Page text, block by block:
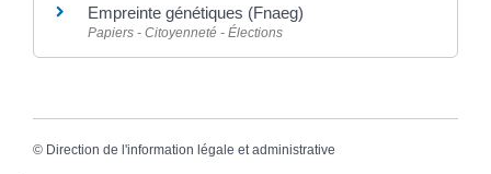
Empreinte génétiques (Fnaeg)
Papiers - Citoyenneté - Élections
© Direction de l'information légale et administrative